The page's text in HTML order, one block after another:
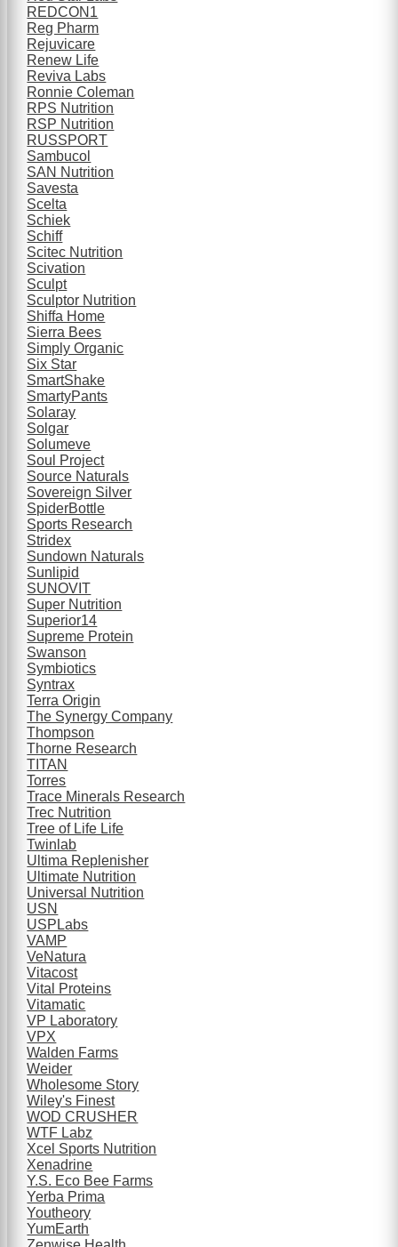
REDCON1
Reg Pharm
Rejuvicare
Renew Life
Reviva Labs
Ronnie Coleman
RPS Nutrition
RSP Nutrition
RUSSPORT
Sambucol
SAN Nutrition
Savesta
Scelta
Schiek
Schiff
Scitec Nutrition
Scivation
Sculpt
Sculptor Nutrition
Shiffa Home
Sierra Bees
Simply Organic
Six Star
SmartShake
SmartyPants
Solaray
Solgar
Solumeve
Soul Project
Source Naturals
Sovereign Silver
SpiderBottle
Sports Research
Stridex
Sundown Naturals
Sunlipid
SUNOVIT
Super Nutrition
Superior14
Supreme Protein
Swanson
Symbiotics
Syntrax
Terra Origin
The Synergy Company
Thompson
Thorne Research
TITAN
Torres
Trace Minerals Research
Trec Nutrition
Tree of Life Life
Twinlab
Ultima Replenisher
Ultimate Nutrition
Universal Nutrition
USN
USPLabs
VAMP
VeNatura
Vitacost
Vital Proteins
Vitamatic
VP Laboratory
VPX
Walden Farms
Weider
Wholesome Story
Wiley's Finest
WOD CRUSHER
WTF Labz
Xcel Sports Nutrition
Xenadrine
Y.S. Eco Bee Farms
Yerba Prima
Youtheory
YumEarth